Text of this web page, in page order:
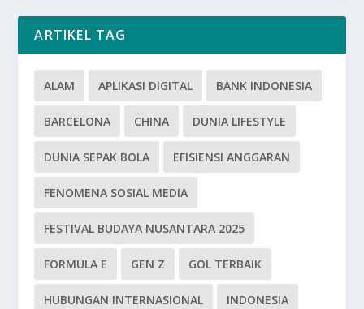
ARTIKEL TAG
ALAM APLIKASI DIGITAL BANK INDONESIA
BARCELONA CHINA DUNIA LIFESTYLE
DUNIA SEPAK BOLA EFISIENSI ANGGARAN
FENOMENA SOSIAL MEDIA
FESTIVAL BUDAYA NUSANTARA 2025
FORMULA E GEN Z GOL TERBAIK
HUBUNGAN INTERNASIONAL INDONESIA